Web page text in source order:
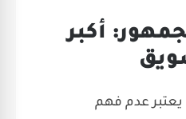
أكبر
يعتبر عدم فهم